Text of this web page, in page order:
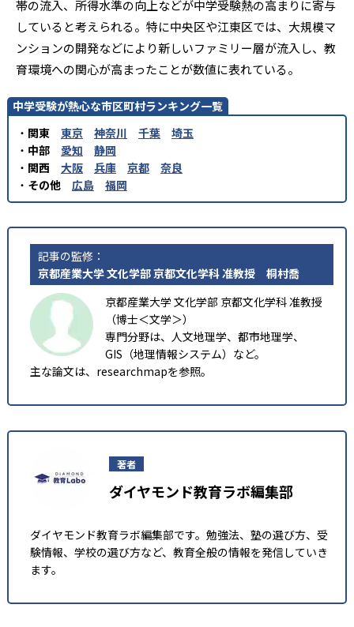
帯の流入、所得水準の向上などが中学受験熱の高まりに寄与
していると考えられる。特に中央区や江東区では、大規模マ
ンションの開発などにより新しいファミリー層が流入し、教
育環境への関心が高まったことが数値に表れている。
中学受験が熱心な市区町村ランキング一覧
・ 関東 東京 神奈川 千葉
埼玉
・ 中部 愛知
静岡
・ 関西 大阪 兵庫 京都
奈良
・ その他 広島 福岡
京都産業大学 文化学部 京都文化学科 准教授 桐村喬
京都産業大学 文化学部 京都文化学科 准教授
（博士＜文学＞）
専門分野は、人文地理学、都市地理学、
GIS（地理情報システム）など。
主な論文は、 researchmapを参照。
著者
ダイヤモンド教育ラボ編集部
ダイヤモンド教育ラボ編集部です。勉強法、塾の選び方、受
験情報、学校の選び方など、教育全般の情報を発信していき
ます。